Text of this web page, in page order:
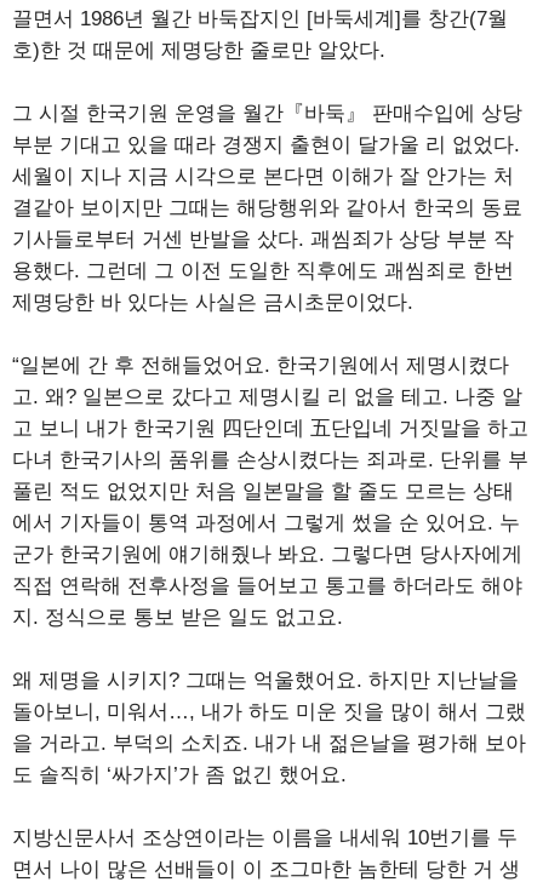
끌면서 1986년 월간 바둑잡지인 [바둑세계]를 창간(7월
호)한 것 때문에 제명당한 줄로만 알았다.
그 시절 한국기원 운영을 월간『바둑』 판매수입에 상당
부분 기대고 있을 때라 경쟁지 출현이 달가울 리 없었다.
세월이 지나 지금 시각으로 본다면 이해가 잘 안가는 처
결같아 보이지만 그때는 해당행위와 같아서 한국의 동료
기사들로부터 거센 반발을 샀다. 괘씸죄가 상당 부분 작
용했다. 그런데 그 이전 도일한 직후에도 괘씸죄로 한번
제명당한 바 있다는 사실은 금시초문이었다.
“일본에 간 후 전해들었어요. 한국기원에서 제명시켰다
고. 왜? 일본으로 갔다고 제명시킬 리 없을 테고. 나중 알
고 보니 내가 한국기원 四단인데 五단입네 거짓말을 하고
다녀 한국기사의 품위를 손상시켰다는 죄과로. 단위를 부
풀린 적도 없었지만 처음 일본말을 할 줄도 모르는 상태
에서 기자들이 통역 과정에서 그렇게 썼을 순 있어요. 누
군가 한국기원에 얘기해줬나 봐요. 그렇다면 당사자에게
직접 연락해 전후사정을 들어보고 통고를 하더라도 해야
지. 정식으로 통보 받은 일도 없고요.
왜 제명을 시키지? 그때는 억울했어요. 하지만 지난날을
돌아보니, 미워서…, 내가 하도 미운 짓을 많이 해서 그랬
을 거라고. 부덕의 소치죠. 내가 내 젊은날을 평가해 보아
도 솔직히 ‘싸가지’가 좀 없긴 했어요.
지방신문사서 조상연이라는 이름을 내세워 10번기를 두
면서 나이 많은 선배들이 이 조그마한 놈한테 당한 거 생